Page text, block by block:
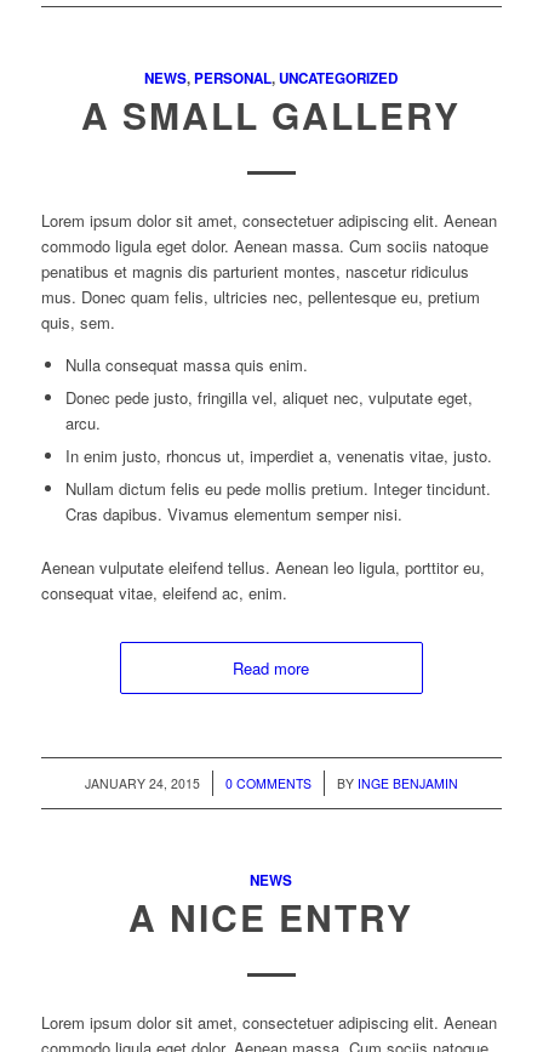
NEWS,PERSONAL,UNCATEGORIZED
A SMALL GALLERY
Lorem ipsum dolor sit amet, consectetuer adipiscing elit. Aenean
commodo ligula eget dolor. Aenean massa. Cum sociis natoque
penatibus et magnis dis parturient montes, nascetur ridiculus
mus. Donec quam felis, ultricies nec, pellentesque eu, pretium
quis, sem.
Nulla consequat massa quis enim.
Donec pede justo, fringilla vel, aliquet nec, vulputate eget,
arcu.
In enim justo, rhoncus ut, imperdiet a, venenatis vitae, justo.
Nullam dictum felis eu pede mollis pretium. Integer tincidunt.
Cras dapibus. Vivamus elementum semper nisi.
Aenean vulputate eleifend tellus. Aenean leo ligula, porttitor eu,
consequat vitae, eleifend ac, enim.
Read more
JANUARY 24, 2015
/ 0 COMMENTS
/ BY INGE BENJAMIN
NEWS
A NICE ENTRY
Lorem ipsum dolor sit amet, consectetuer adipiscing elit. Aenean